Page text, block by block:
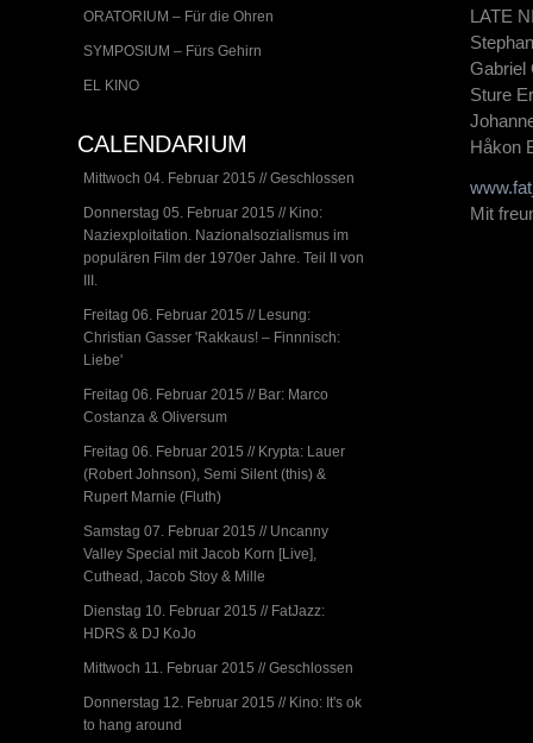
ORATORIUM – Für die Ohren
SYMPOSIUM – Fürs Gehirn
EL KINO
CALENDARIUM
Mittwoch 04. Februar 2015 // Geschlossen
Donnerstag 05. Februar 2015 // Kino:
Naziexploitation. Nazionalsozialismus im
populären Film der 1970er Jahre. Teil II von
III.
Freitag 06. Februar 2015 // Lesung:
Christian Gasser 'Rakkaus! – Finnnisch:
Liebe'
Freitag 06. Februar 2015 // Bar: Marco
Costanza & Oliversum
Freitag 06. Februar 2015 // Krypta: Lauer
(Robert Johnson), Semi Silent (this) &
Rupert Marnie (Fluth)
Samstag 07. Februar 2015 // Uncanny
Valley Special mit Jacob Korn [Live],
Cuthead, Jacob Stoy & Mille
Dienstag 10. Februar 2015 // FatJazz:
HDRS & DJ KoJo
Mittwoch 11. Februar 2015 // Geschlossen
Donnerstag 12. Februar 2015 // Kino: It's ok
to hang around
LATE
Gabriel
Sture
Håkon
Mit